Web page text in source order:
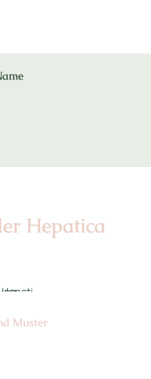
Hepatica
Muster